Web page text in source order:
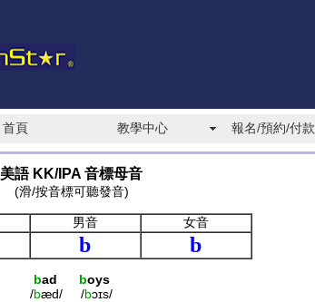
首頁 教學中心 報名/預約/付款
美語 KK/IPA 音標母音
(滑/按音標可聽發音)
男音
女音
b b
bad boys
/bæd/ /bɔɪs/